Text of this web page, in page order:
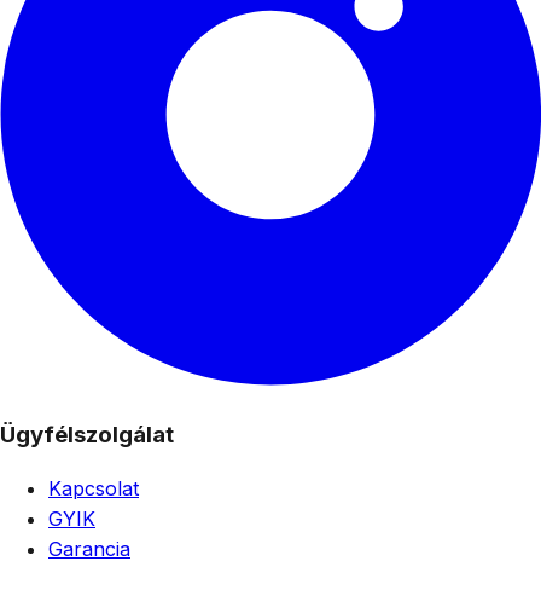
Ügyfélszolgálat
Kapcsolat
GYIK
Garancia